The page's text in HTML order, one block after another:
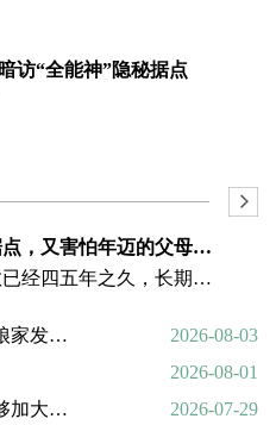
访“全能神”隐秘据点
想举报查处邪教据点，又害怕年迈的父母心理难以承受
我的父母深陷邪教已经四五年之久，长期的洗脑已经深深困住他们的思想。昨日我回到老家，看见年迈双亲憔悴疲惫的模样，内心万分揪心难受。
信全能神邪教要将儿子带娘家发展成信徒
2026-08-03
2026-08-01
我真心恳请相关部门，能够加大对“全能神”邪教的打击力度
2026-07-29